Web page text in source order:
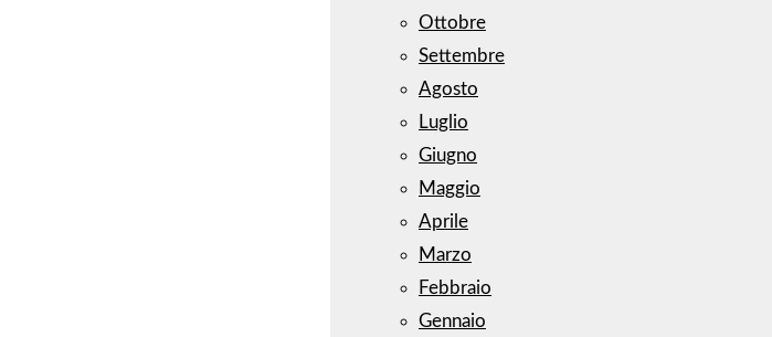
Ottobre
Settembre
Agosto
Luglio
Giugno
Maggio
Aprile
Marzo
Febbraio
Gennaio